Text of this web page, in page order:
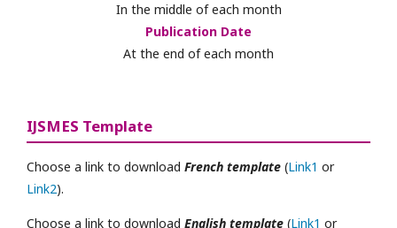
In the middle of each month
Publication Date
At the end of each month
IJSMES Template
Choose a link to download French template (Link1 or
Link2).
Choose a link to download English template (Link1 or